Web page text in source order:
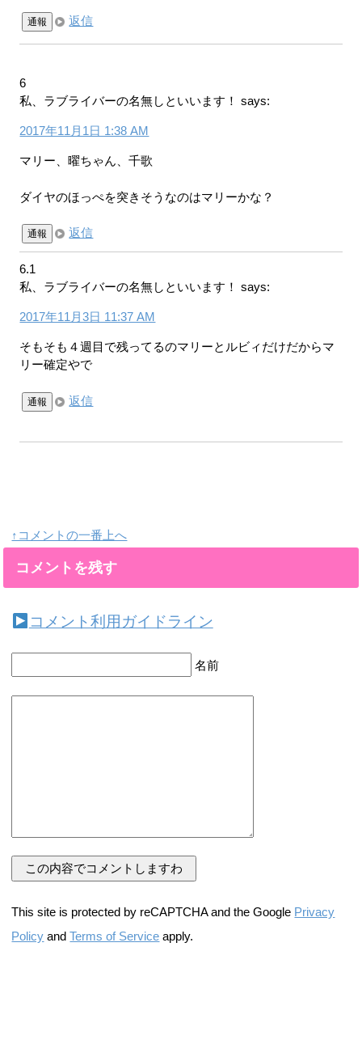
通報 返信
6
私、ラブライバーの名無しといいます！
says:
2017年11月1日 1:38 AM
マリー、曜ちゃん、千歌
ダイヤのほっぺを突きそうなのはマリーかな？
通報 返信
6.1
私、ラブライバーの名無しといいます！
says:
2017年11月3日 11:37 AM
そもそも４週目で残ってるのマリーとルビィだけだからマ
リー確定やで
通報 返信
↑コメントの一番上へ
コメントを残す
コメント利用ガイドライン
名前
This site is protected by reCAPTCHA and the Google Privacy
Policy andTerms of Service apply.